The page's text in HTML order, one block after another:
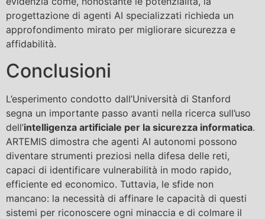
progettazione di agenti AI specializzati richieda un
approfondimento mirato per migliorare sicurezza e
affidabilità.
Conclusioni
L’esperimento condotto dall’Università di Stanford
segna un importante passo avanti nella ricerca sull’uso
dell’intelligenza artificiale per la sicurezza informatica.
ARTEMIS dimostra che agenti AI autonomi possono
diventare strumenti preziosi nella difesa delle reti,
capaci di identificare vulnerabilità in modo rapido,
efficiente ed economico. Tuttavia, le sfide non
mancano: la necessità di affinare le capacità di questi
sistemi per riconoscere ogni minaccia e di colmare il